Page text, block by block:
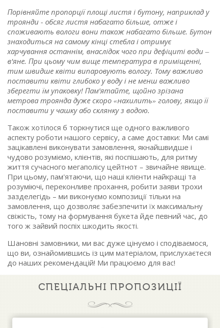
Порівняйте пропорції площі листя і бутону, наприклад у
троянди - обсяг листя набагато більше, отже і
споживають вологи вони також набагато більше. Бутон
знаходиться на самому кінці стебла і отримує
харчування останнім, внаслідок чого при дефіциті води –
в'яне. При цьому чим вище температура в приміщенні,
тим швидше квіти випаровують вологу. Тому важливо
поставити квіти глибоко у воду і не менш важливо
зберегти їм упаковку! Пам'ятайте, щойно зрізана
метрова троянда дуже скоро «нахилить» голову, якщо її
поставити у чашку або склянку з водою.
Також хотілося б торкнутися ще одного важливого
аспекту роботи нашого сервісу, а саме доставки: Ми самі
зацікавлені виконувати замовлення, якнайшвидше і
чудово розуміємо, клієнтів, які поспішають, для ритму
життя сучасного мегаполісу цейтнот – звичайне явище.
При цьому, пам'ятаючи, що наші клієнти найкращі та
розуміючі, переконливе прохання, робити заяви трохи
зазделегідь – ми виконуємо композиції тільки на
замовлення, що дозволяє забезпечити їх максимальну
свіжість, тому на формування букета йде певний час, до
того ж зайвий поспіх шкодить якості.
Шановні замовники, ми вас дуже цінуємо і сподіваємося,
що ви, ознайомившись із цим матеріалом, прислухаєтеся
до наших рекомендацій! Ми працюємо для вас!
СПЕЦІАЛЬНІ ПРОПОЗИЦІЇ